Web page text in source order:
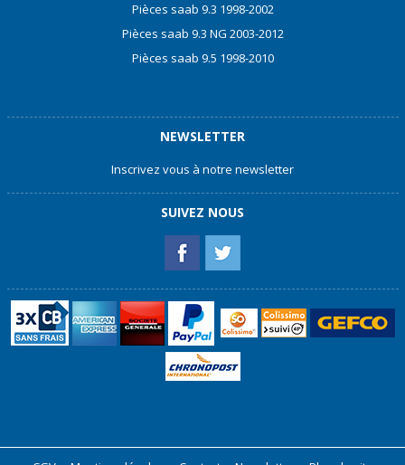
Pièces saab 9.3 1998-2002
Pièces saab 9.3 NG 2003-2012
Pièces saab 9.5 1998-2010
NEWSLETTER
Inscrivez vous à notre newsletter
SUIVEZ NOUS